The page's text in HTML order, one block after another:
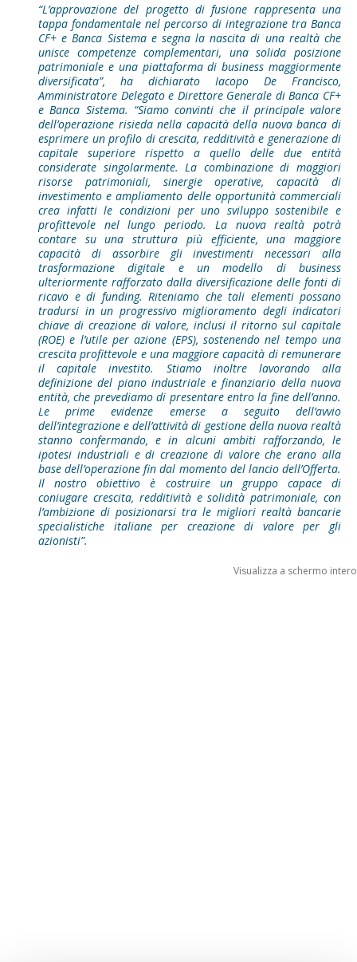
“L’approvazione del progetto di fusione rappresenta una
tappa fondamentale nel percorso di integrazione tra Banca
CF+ e Banca Sistema e segna la nascita di una realtà che
unisce competenze complementari, una solida posizione
patrimoniale e una piattaforma di business maggiormente
diversificata”, ha dichiarato Iacopo De Francisco,
Amministratore Delegato e Direttore Generale di Banca CF+
e Banca Sistema. “Siamo convinti che il principale valore
dell’operazione risieda nella capacità della nuova banca di
esprimere un profilo di crescita, redditività e generazione di
capitale superiore rispetto a quello delle due entità
considerate singolarmente. La combinazione di maggiori
risorse patrimoniali, sinergie operative, capacità di
investimento e ampliamento delle opportunità commerciali
crea infatti le condizioni per uno sviluppo sostenibile e
profittevole nel lungo periodo. La nuova realtà potrà
contare su una struttura più efficiente, una maggiore
capacità di assorbire gli investimenti necessari alla
trasformazione digitale e un modello di business
ulteriormente rafforzato dalla diversificazione delle fonti di
ricavo e di funding. Riteniamo che tali elementi possano
tradursi in un progressivo miglioramento degli indicatori
chiave di creazione di valore, inclusi il ritorno sul capitale
(ROE) e l’utile per azione (EPS), sostenendo nel tempo una
crescita profittevole e una maggiore capacità di remunerare
il capitale investito. Stiamo inoltre lavorando alla
definizione del piano industriale e finanziario della nuova
entità, che prevediamo di presentare entro la fine dell’anno.
Le prime evidenze emerse a seguito dell’avvio
dell’integrazione e dell’attività di gestione della nuova realtà
stanno confermando, e in alcuni ambiti rafforzando, le
ipotesi industriali e di creazione di valore che erano alla
base dell’operazione fin dal momento del lancio dell’Offerta.
Il nostro obiettivo è costruire un gruppo capace di
coniugare crescita, redditività e solidità patrimoniale, con
l’ambizione di posizionarsi tra le migliori realtà bancarie
specialistiche italiane per creazione di valore per gli
azionisti”.
Visualizza a schermo intero